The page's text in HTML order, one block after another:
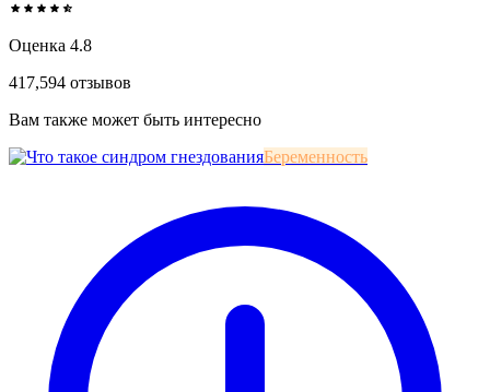
Оценка 4.8
417,594 отзывов
Вам также может быть интересно
Беременность